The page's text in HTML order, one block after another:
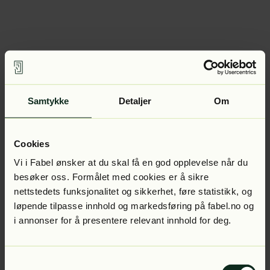
Samtykke Detaljer Om
Cookies
Vi i Fabel ønsker at du skal få en god opplevelse når du
besøker oss. Formålet med cookies er å sikre
nettstedets funksjonalitet og sikkerhet, føre statistikk, og
løpende tilpasse innhold og markedsføring på fabel.no og
i annonser for å presentere relevant innhold for deg.